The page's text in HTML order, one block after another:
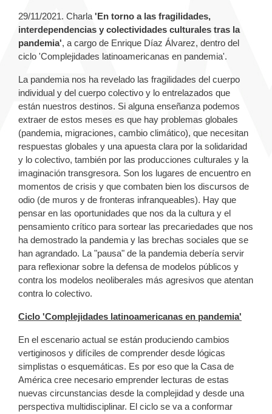
29/11/2021. Charla 'En torno a las fragilidades,
interdependencias y colectividades culturales tras la
pandemia', a cargo de Enrique Díaz Álvarez, dentro del
ciclo 'Complejidades latinoamericanas en pandemia'.
La pandemia nos ha revelado las fragilidades del cuerpo
individual y del cuerpo colectivo y lo entrelazados que
están nuestros destinos. Si alguna enseñanza podemos
extraer de estos meses es que hay problemas globales
(pandemia, migraciones, cambio climático), que necesitan
respuestas globales y una apuesta clara por la solidaridad
y lo colectivo, también por las producciones culturales y la
imaginación transgresora. Son los lugares de encuentro en
momentos de crisis y que combaten bien los discursos de
odio (de muros y de fronteras infranqueables). Hay que
pensar en las oportunidades que nos da la cultura y el
pensamiento crítico para sortear las precariedades que nos
ha demostrado la pandemia y las brechas sociales que se
han agrandado. La "pausa" de la pandemia debería servir
para reflexionar sobre la defensa de modelos públicos y
contra los modelos neoliberales más agresivos que atentan
contra lo colectivo.
Ciclo 'Complejidades latinoamericanas en pandemia'
En el escenario actual se están produciendo cambios
vertiginosos y difíciles de comprender desde lógicas
simplistas o esquemáticas. Es por eso que la Casa de
América cree necesario emprender lecturas de estas
nuevas circunstancias desde la complejidad y desde una
perspectiva multidisciplinar. El ciclo se va a conformar